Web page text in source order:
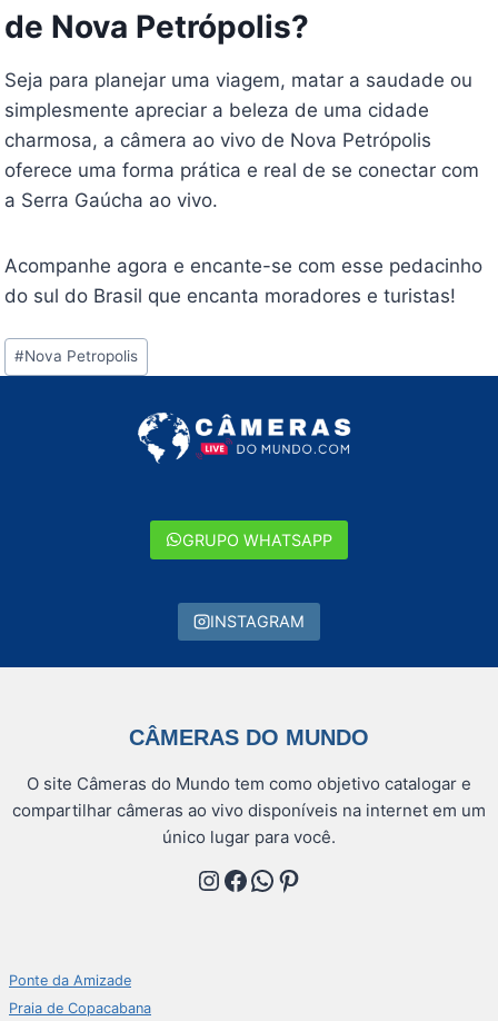
de Nova Petrópolis?
Seja para planejar uma viagem, matar a saudade ou
simplesmente apreciar a beleza de uma cidade
charmosa, a câmera ao vivo de Nova Petrópolis
oferece uma forma prática e real de se conectar com
a Serra Gaúcha ao vivo.
Acompanhe agora e encante-se com esse pedacinho
do sul do Brasil que encanta moradores e turistas!
Tags
do
#Nova Petropolis
GRUPO WHATSAPP
INSTAGRAM
CÂMERAS DO MUNDO
O site Câmeras do Mundo tem como objetivo catalogar e
compartilhar câmeras ao vivo disponíveis na internet em um
único lugar para você.
Instagram
Facebook
WhatsApp
Pinterest
Ponte da Amizade
Praia de Copacabana